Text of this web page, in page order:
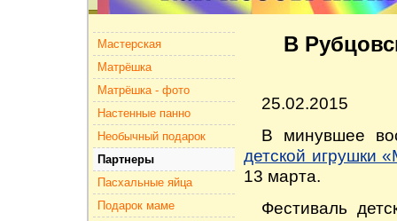
В
25.02.2015
В минувшее
детской игрушки
13 марта.
Фестиваль
Мастерская
Матрёшка
Матрёшка - фото
Настенные панно
Необычный подарок
Партнеры
Пасхальные яйца
Подарок маме